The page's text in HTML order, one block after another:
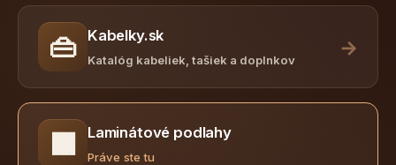
👜 Kabelky.sk
Katalóg kabeliek, tašiek a doplnkov
→
🟫 Laminátové podlahy
Práve ste tu